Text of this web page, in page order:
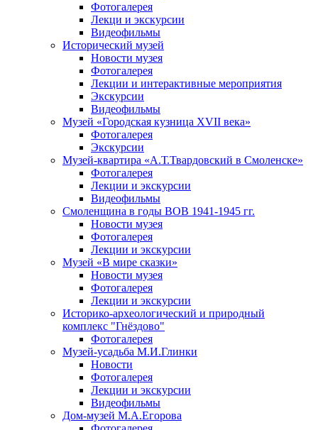
Фотогалерея
Лекци и экскурсии
Видеофильмы
Исторический музей
Новости музея
Фотогалерея
Лекции и интерактивные мероприятия
Экскурсии
Видеофильмы
Музей «Городская кузница XVII века»
Фотогалерея
Экскурсии
Музей-квартира «А.Т.Твардовский в Смоленске»
Фотогалерея
Лекции и экскурсии
Видеофильмы
Смоленщина в годы ВОВ 1941-1945 гг.
Новости музея
Фотогалерея
Лекции и экскурсии
Музей «В мире сказки»
Новости музея
Фотогалерея
Лекции и экскурсии
Историко-археологический и природный
комплекс "Гнёздово"
Фотогалерея
Музей-усадьба М.И.Глинки
Новости
Фотогалерея
Лекции и экскурсии
Видеофильмы
Дом-музей М.А.Егорова